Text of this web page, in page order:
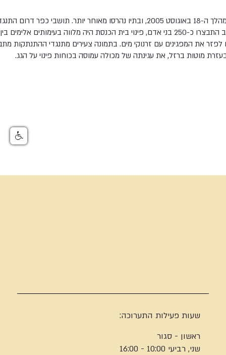
כפר דרום פונה מתושביו במהלך ה-18 באוגוסט 2005, ובתיו נהרסו מאוחר יותר.
על גג בית הכנסת של היישוב התבצרו כ-250 בני אדם, פינוי בית הכנסת היה מלווה
את המפגינים עם זרנוקי מים. בתמונה צעירים מתנגדי ההתנתקות
מוטות ברזל, את עגינתה של מכולה עמוסה בכוחות פינוי על הגג.
שעות פעילות התערוכה:
ראשון - סגור
שני, רביעי 10:00 - 16:00